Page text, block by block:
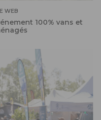
WEB
100% vans et